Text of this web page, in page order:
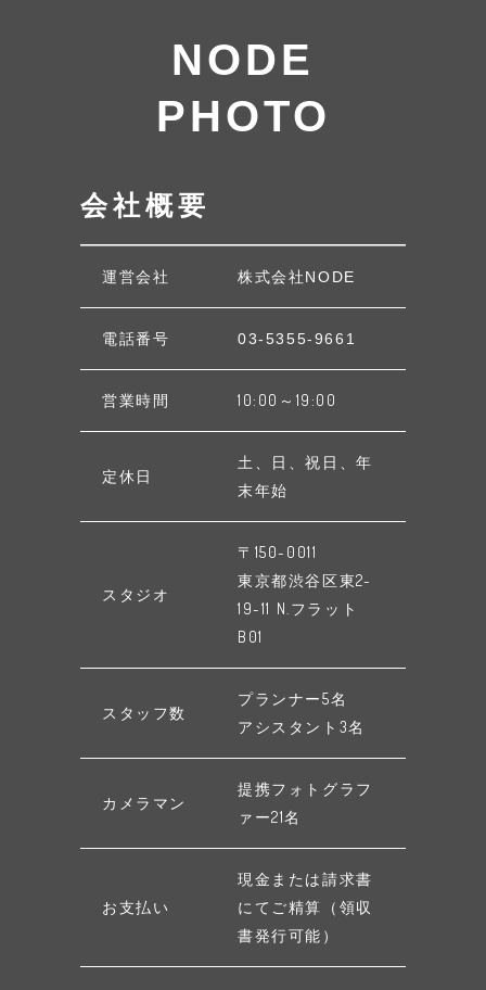
NODE
PHOTO
会社概要
運営会社 株式会社NODE
電話番号 03-5355-9661
営業時間 10:00～19:00
定休日
土、日、祝日、年
末年始
スタジオ
〒150-0011
東京都渋谷区東2-
19-11 N.フラット
B01
スタッフ数
プランナー5名
アシスタント3名
カメラマン
提携フォトグラフ
ァー21名
お支払い
現金または請求書
にてご精算（領収
書発行可能）